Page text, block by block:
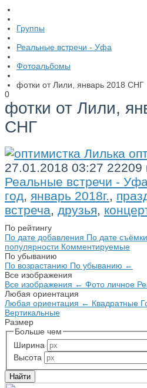
Группы
Реальные встречи - Уфа
Фотоальбомы
фотки от Лили, январь 2018 СНГ
0
фотки от Лили,
СНГ
27.01.2018 03:27 22209
Реальные встречи -
год, январь 2018г.,
встреча, друзья,
По рейтингу
По дате добавления По дате съёмки
популярности Комментируемые
По убыванию
По возрастанию По убыванию ←
Все изображения
Все изображения ← Фото личное
Любая ориентация
Любая ориентация ← Квадратные
Вертикальные
Размер
Больше чем
Ширина
Высота